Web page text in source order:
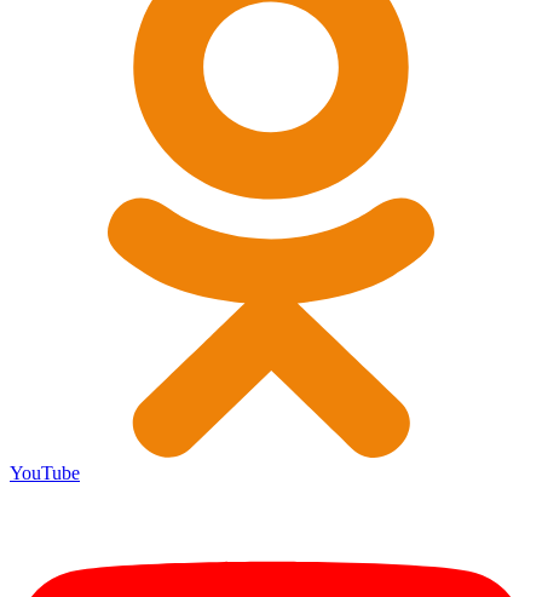
YouTube